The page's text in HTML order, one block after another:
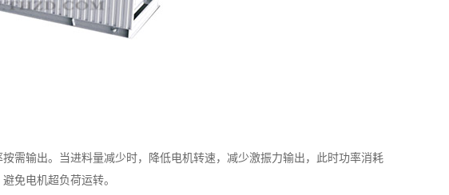
输出。当进料量减少时，降低电机转速，减少激振力输出，此时功率消耗
免电机超负荷运转。